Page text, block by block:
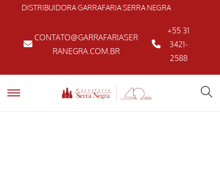
DISTRIBUIDORA GARRAFARIA SERRA NEGRA
CONTATO@GARRAFARIASER
RANEGRA.COM.BR
+55 31
3421-
2588